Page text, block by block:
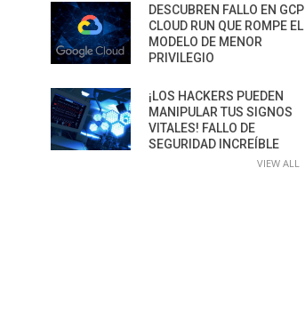
DESCUBREN FALLO EN GCP
CLOUD RUN QUE ROMPE EL
MODELO DE MENOR
PRIVILEGIO
¡LOS HACKERS PUEDEN
MANIPULAR TUS SIGNOS
VITALES! FALLO DE
SEGURIDAD INCREÍBLE
VIEW ALL